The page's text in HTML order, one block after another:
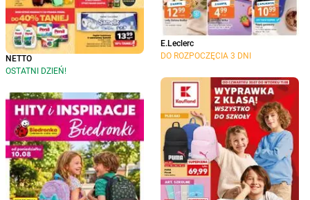
NETTO
OSTATNI DZIEŃ!
E.Leclerc
DO ROZPOCZĘCIA 3 DNI